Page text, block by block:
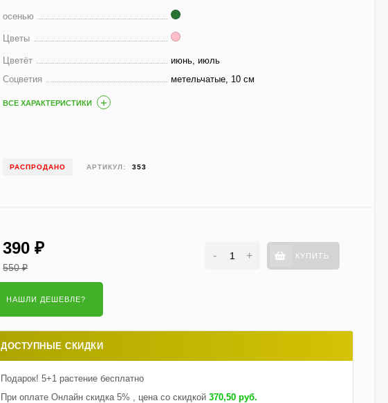
осенью
Цветы
Цветёт
июнь, июль
Соцветия
метельчатые, 10 см
ВСЕ ХАРАКТЕРИСТИКИ
РАСПРОДАНО АРТИКУЛ: 353
390₽
550₽
- + КУПИТЬ
ДОСТУПНЫЕ СКИДКИ
Подарок! 5+1 растение бесплатно
При оплате Онлайн скидка 5% , цена со скидкой370,50 руб.
Гортензия Саммер Лав
(Summer Love)
Зебра (Golden Zebra)